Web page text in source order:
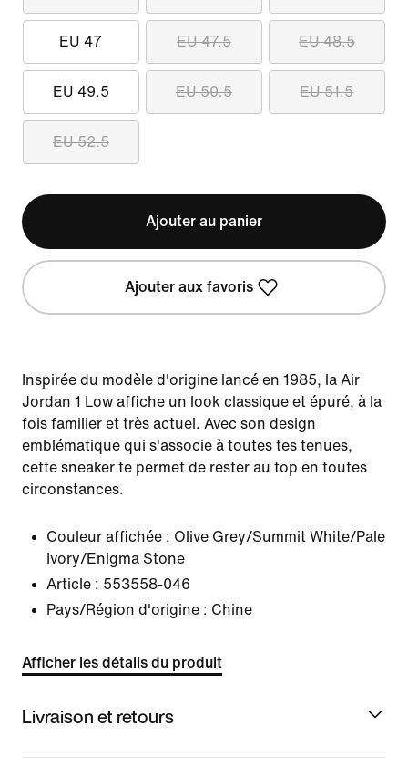
EU 47 EU 47.5 EU 48.5
EU 49.5 EU 50.5 EU 51.5
EU 52.5
Ajouter au panier
Ajouter aux favoris
Inspirée du modèle d'origine lancé en 1985, la Air
Jordan 1 Low affiche un look classique et épuré, à la
fois familier et très actuel. Avec son design
emblématique qui s'associe à toutes tes tenues,
cette sneaker te permet de rester au top en toutes
circonstances.
Couleur affichée : Olive Grey/Summit White/Pale
Ivory/Enigma Stone
Article : 553558-046
Pays/Région d'origine : Chine
Afficher les détails du produit
Livraison et retours